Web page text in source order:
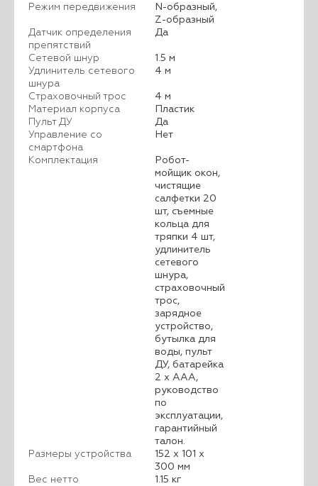
Режим передвижения
N-образный,
Z-образный
Датчик определения
препятствий
Да
Сетевой шнур
1.5 м
Удлинитель сетевого
шнура
4 м
Страховочный трос
4 м
Материал корпуса
Пластик
Пульт ДУ
Да
Управление со
смартфона
Нет
Комплектация
Робот-
мойщик окон,
чистящие
салфетки 20
шт, съемные
кольца для
тряпки 4 шт,
удлинитель
сетевого
шнура,
страховочный
трос,
зарядное
устройство,
бутылка для
воды, пульт
ДУ, батарейка
2 х ААА,
руководство
по
эксплуатации,
гарантийный
талон.
Размеры устройства
152 х 101 х
300 мм
Вес нетто
1.15 кг